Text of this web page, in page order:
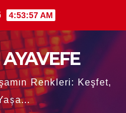
4:53:58 AM
Renkleri: Keşfet,